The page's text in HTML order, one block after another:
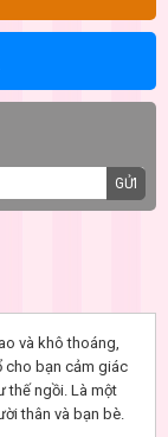
GỬI
và khô thoáng,
cho bạn cảm giác
thế ngồi. Là một
thân và bạn bè.